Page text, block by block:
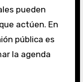
pueden
actúen. En
pública es
la agenda